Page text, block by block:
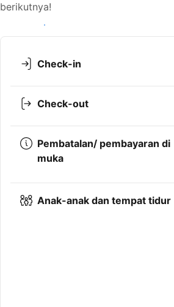
berikutnya!
Lihat ketersediaan
Check-in
Check-out
Pembatalan/ pembayaran di
muka
Anak-anak dan tempat tidur